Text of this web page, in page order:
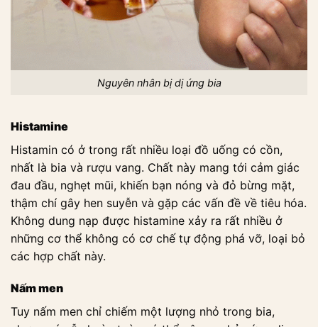
Nguyên nhân bị dị ứng bia
Histamine
Histamin có ở trong rất nhiều loại đồ uống có cồn,
nhất là bia và rượu vang. Chất này mang tới cảm giác
đau đầu, nghẹt mũi, khiến bạn nóng và đỏ bừng mặt,
thậm chí gây hen suyễn và gặp các vấn đề về tiêu hóa.
Không dung nạp được histamine xảy ra rất nhiều ở
những cơ thể không có cơ chế tự động phá vỡ, loại bỏ
các hợp chất này.
Nấm men
Tuy nấm men chỉ chiếm một lượng nhỏ trong bia,